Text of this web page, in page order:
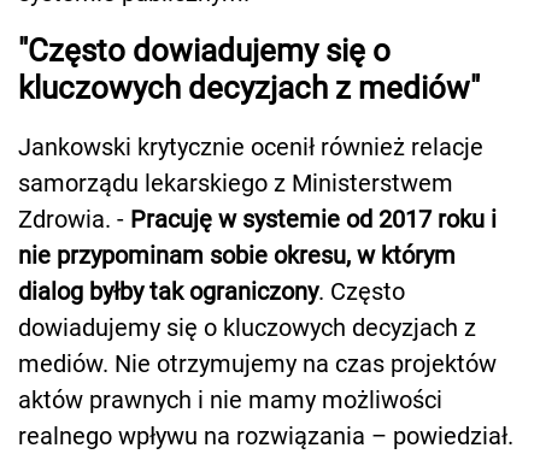
"Często dowiadujemy się o
kluczowych decyzjach z mediów"
Jankowski krytycznie ocenił również relacje
samorządu lekarskiego z Ministerstwem
Zdrowia. - Pracuję w systemie od 2017 roku i
nie przypominam sobie okresu, w którym
dialog byłby tak ograniczony. Często
dowiadujemy się o kluczowych decyzjach z
mediów. Nie otrzymujemy na czas projektów
aktów prawnych i nie mamy możliwości
realnego wpływu na rozwiązania – powiedział.